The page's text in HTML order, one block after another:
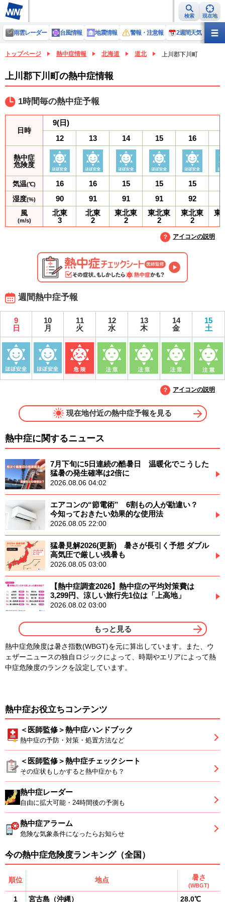
検索 現在地
雨雲レーダー 台風情報 地震情報 警報・注意報 2週間天気 ラ
トップページ 熱中症情報 北海道 道北 上川郡下川町
上川郡下川町の熱中症情報
1時間毎の熱中症予報
日時
熱中症
危険度
気温(℃)
湿度(%)
風
(m/s)
9(日)
12
16
90
北東
3
13
16
91
北東
2
14
15
91
東北東
2
15
15
91
東北東
2
16
15
92
東北東
2
東
アイコンの説明
週間熱中症予報
9
日
10
月
11
火
12
水
13
木
14
金
15
土
アイコンの説明
現在地付近の熱中症予報を見る
熱中症に関するニュース
7月下旬に5日連続の酷暑日 温暖化でこうした
猛暑の発生確率は2倍に
2026.08.06 04:02
エアコンの“節電術” 6割もの人が勘違い？
今知っておきたい効果的な使用法
2026.08.05 22:00
猛暑見解2026(更新) 暑さが長引く予想 ダブル
高気圧で厳しい残暑も
2026.08.05 03:00
【熱中症調査2026】熱中症の平均対策費は
3,299円、涼しい旅行先1位は「上高地」
2026.08.02 03:00
もっと見る
熱中症危険度は暑さ指数(WBGT)を元に算出しています。また、ウ
ェザーニュースの独自ロジックによって、時期やエリアによって熱
中症危険度のランクを設定しています。
熱中症お役立ちコンテンツ
＜医師監修＞熱中症ハンドブック
熱中症の予防・対策・処置方法など
＜医師監修＞熱中症チェックシート
その症状もしかすると熱中症かも？
熱中症レーダー
自由に拡大可能・24時間後の予測も
熱中症アラーム
危険な気象条件になったらお知らせ
今の熱中症危険度ランキング（全国）
順位 地点 暑さ
(WBGT)
1 宮古島 （沖縄） 28.0℃